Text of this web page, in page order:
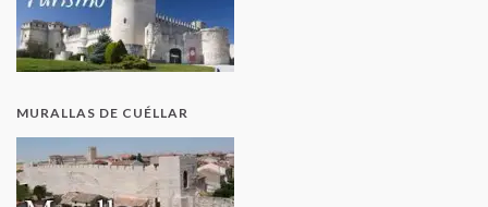
MURALLAS DE CUÉLLAR